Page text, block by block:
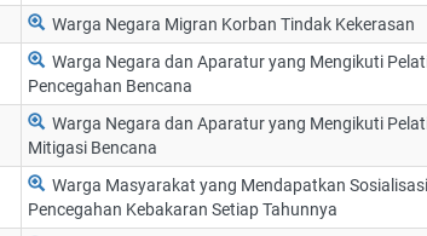
Warga Negara Migran Korban Tindak Kekerasan
Warga Negara dan Aparatur yang Mengikuti
Pencegahan Bencana
Warga Negara dan Aparatur yang Mengikuti
Mitigasi Bencana
Warga Masyarakat yang Mendapatkan
Pencegahan Kebakaran Setiap Tahunnya